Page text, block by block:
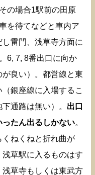
の場合1駅前の田原
を待てなどと車内ア
雷門、浅草寺方面に
6, 7, 8番出口に向か
良い）。都営線と東
銀座線に入場するこ
通路は無い）。 出口
たん出るしかない。
ねくねと折れ曲が
草駅に入るものはす
草寺もしくは東武方